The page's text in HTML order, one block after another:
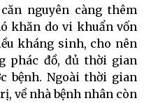
nguyên càng thêm
khăn do vi khuẩn vốn
kháng sinh, cho nên
phác đồ, đủ thời gian
bệnh. Ngoài thời gian
về nhà bệnh nhân còn